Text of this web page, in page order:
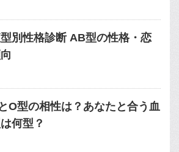
別性格診断 AB型の性格・恋
O型の相性は？あなたと合う血
何型？